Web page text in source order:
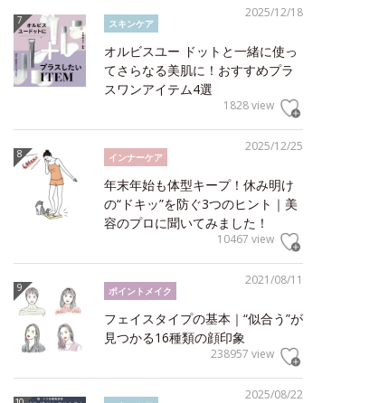
2025/12/18
スキンケア
オルビスユー ドットと一緒に使っ
てさらなる美肌に！おすすめプラ
スワンアイテム4選
1828 view
2025/12/25
インナーケア
年末年始も体型キープ！休み明け
の“ドキッ”を防ぐ3つのヒント｜美
容のプロに聞いてみました！
10467 view
2021/08/11
ポイントメイク
フェイスタイプの基本｜“似合う”が
見つかる16種類の顔印象
238957 view
2025/08/22